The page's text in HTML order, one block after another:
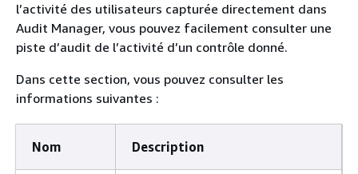
l’activité des utilisateurs capturée directement dans
Audit Manager, vous pouvez facilement consulter une
piste d’audit de l’activité d’un contrôle donné.
Dans cette section, vous pouvez consulter les
informations suivantes :
Nom Description